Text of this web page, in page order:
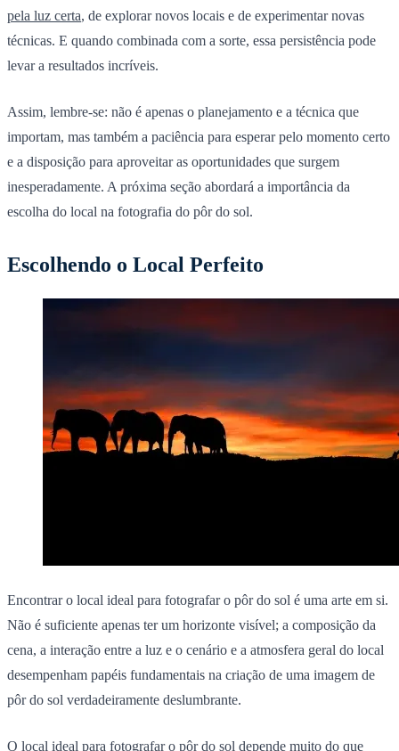
pela luz certa, de explorar novos locais e de experimentar novas
técnicas. E quando combinada com a sorte, essa persistência pode
levar a resultados incríveis.
Assim, lembre-se: não é apenas o planejamento e a técnica que
importam, mas também a paciência para esperar pelo momento certo
e a disposição para aproveitar as oportunidades que surgem
inesperadamente. A próxima seção abordará a importância da
escolha do local na fotografia do pôr do sol.
Escolhendo o Local Perfeito
Encontrar o local ideal para fotografar o pôr do sol é uma arte em si.
Não é suficiente apenas ter um horizonte visível; a composição da
cena, a interação entre a luz e o cenário e a atmosfera geral do local
desempenham papéis fundamentais na criação de uma imagem de
pôr do sol verdadeiramente deslumbrante.
O local ideal para fotografar o pôr do sol depende muito do que